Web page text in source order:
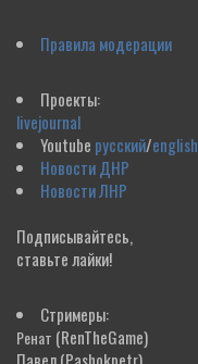
Правила модерации
Проекты:
livejournal
Youtube русский/english
Новости ДНР
Новости ЛНР
Подписывайтесь,
ставьте лайки!
Стримеры:
Ренат (RenTheGame)